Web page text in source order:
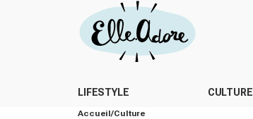
LIFESTYLE CULTURE
Accueil Culture